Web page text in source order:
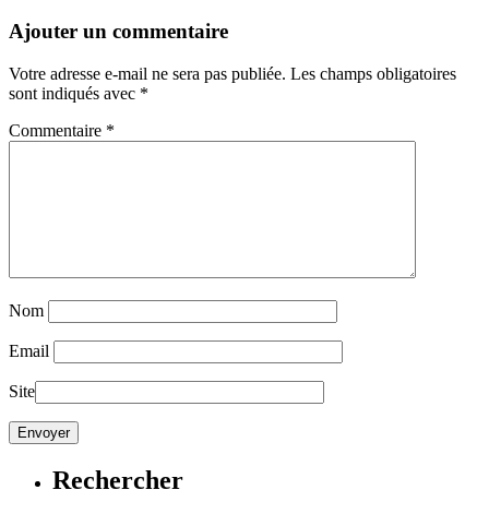
Ajouter un commentaire
Votre adresse e-mail ne sera pas publiée. Les champs obligatoires
sont indiqués avec *
Commentaire *
Nom
Email
Site
Rechercher